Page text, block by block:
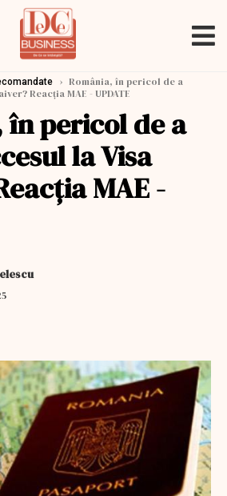
› România, în pericol de a
Reacția MAE - UPDATE
în pericol de a
la Visa
MAE -